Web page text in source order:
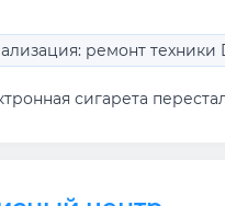
ремонт техники
сигарета